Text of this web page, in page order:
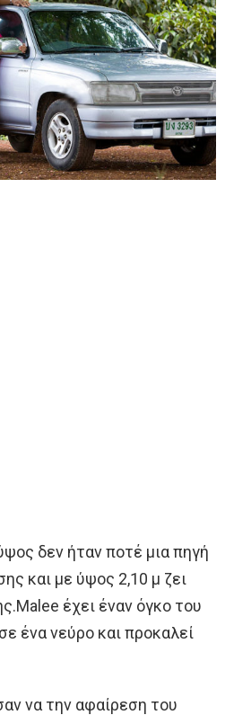
δεν ήταν ποτέ μια πηγή
και με ύψος 2,10 μ ζει
έχει έναν όγκο του
ένα νεύρο και προκαλεί
να την αφαίρεση του